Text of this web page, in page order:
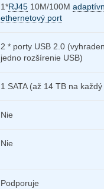
1*RJ45 10M/100M
ethernetový port
2 * porty USB 2.0
jedno rozšírenie USB)
1 SATA (až 14 TB na
Nie
Nie
Podporuje